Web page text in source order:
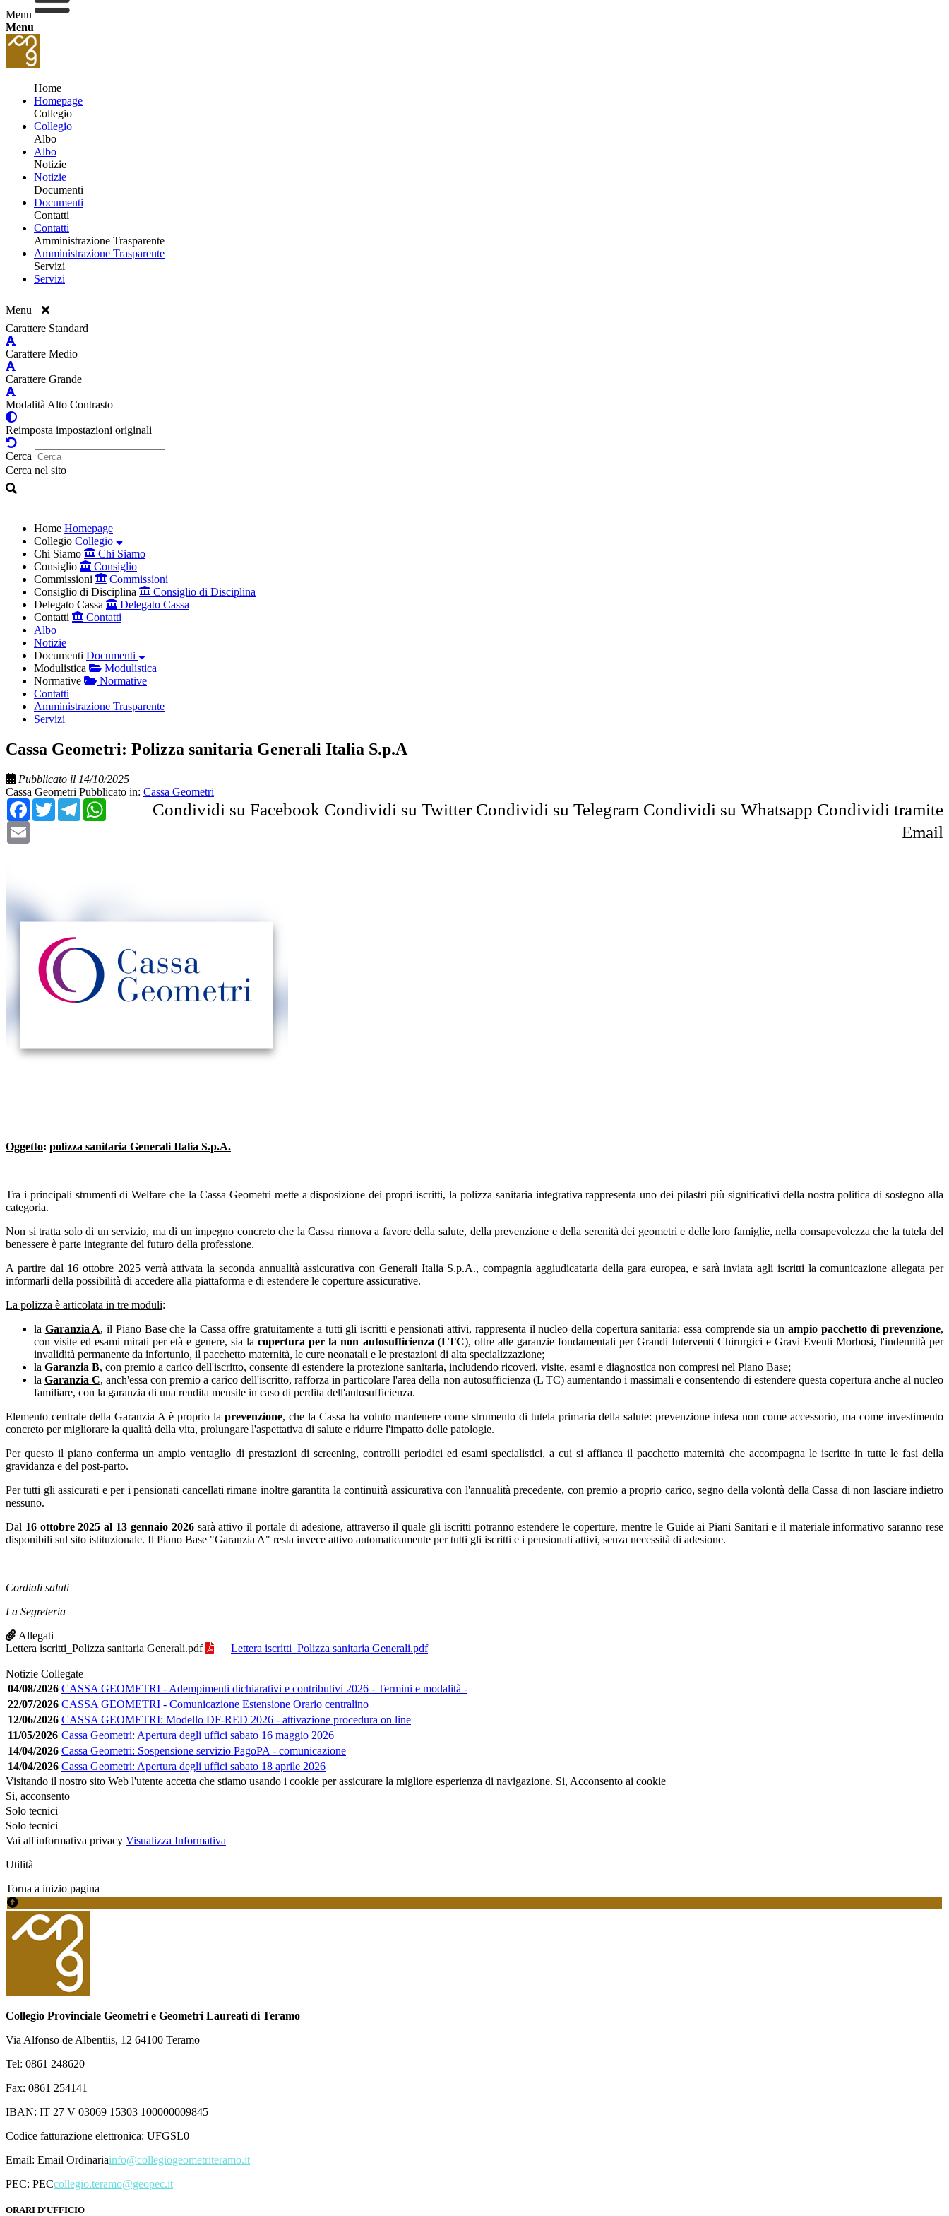
Menu
Menu
Home
Homepage
Collegio
Collegio
Albo
Albo
Notizie
Notizie
Documenti
Documenti
Contatti
Contatti
Amministrazione Trasparente
Amministrazione Trasparente
Servizi
Servizi
Menu
Carattere Standard
Carattere Medio
Carattere Grande
Modalità Alto Contrasto
Reimposta impostazioni originali
Cerca
Cerca nel sito
Home Homepage
Collegio Collegio
Chi Siamo
Chi Siamo
Consiglio
Consiglio
Commissioni
Commissioni
Consiglio di Disciplina
Consiglio di Disciplina
Delegato Cassa
Delegato Cassa
Contatti
Contatti
Albo
Notizie
Documenti Documenti
Modulistica
Modulistica
Normative
Normative
Contatti
Amministrazione Trasparente
Servizi
Cassa Geometri: Polizza sanitaria Generali Italia S.p.A
Pubblicato il 14/10/2025
Cassa Geometri Pubblicato in: Cassa Geometri
Condividi su Facebook
Facebook Condividi su Twitter
Twitter Condividi su Telegram
Telegram Condividi su Whatsapp
WhatsApp
Condividi tramite
Email
Email
Oggetto: polizza sanitaria Generali Italia S.p.A.
Tra i principali strumenti di Welfare che la Cassa Geometri mette a disposizione dei propri iscritti, la polizza sanitaria integrativa rappresenta uno dei pilastri più significativi della nostra politica di sostegno alla
categoria.
Non si tratta solo di un servizio, ma di un impegno concreto che la Cassa rinnova a favore della salute, della prevenzione e della serenità dei geometri e delle loro famiglie, nella consapevolezza che la tutela del
benessere è parte integrante del futuro della professione.
A partire dal 16 ottobre 2025 verrà attivata la seconda annualità assicurativa con Generali Italia S.p.A., compagnia aggiudicataria della gara europea, e sarà inviata agli iscritti la comunicazione allegata per
informarli della possibilità di accedere alla piattaforma e di estendere le coperture assicurative.
La polizza è articolata in tre moduli:
la Garanzia A, il Piano Base che la Cassa offre gratuitamente a tutti gli iscritti e pensionati attivi, rappresenta il nucleo della copertura sanitaria: essa comprende sia un ampio pacchetto di prevenzione,
con visite ed esami mirati per età e genere, sia lacopertura per la non autosufficienza (LTC), oltre alle garanzie fondamentali per Grandi Interventi Chirurgici e Gravi Eventi Morbosi, l'indennità per
invalidità permanente da infortunio, il pacchetto maternità, le cure neonatali e le prestazioni di alta specializzazione;
la Garanzia B, con premio a carico dell'iscritto, consente di estendere la protezione sanitaria, includendo ricoveri, visite, esami e diagnostica non compresi nel Piano Base;
laGaranzia C, anch'essa con premio a carico dell'iscritto, rafforza in particolare l'area della non autosufficienza (L TC) aumentando i massimali e consentendo di estendere questa copertura anche al nucleo
familiare, con la garanzia di una rendita mensile in caso di perdita dell'autosufficienza.
Elemento centrale della Garanzia A è proprio la prevenzione, che la Cassa ha voluto mantenere come strumento di tutela primaria della salute: prevenzione intesa non come accessorio, ma come investimento
concreto per migliorare la qualità della vita, prolungare l'aspettativa di salute e ridurre l'impatto delle patologie.
Per questo il piano conferma un ampio ventaglio di prestazioni di screening, controlli periodici ed esami specialistici, a cui si affianca il pacchetto maternità che accompagna le iscritte in tutte le fasi della
gravidanza e del post-parto.
Per tutti gli assicurati e per i pensionati cancellati rimane inoltre garantita la continuità assicurativa con l'annualità precedente, con premio a proprio carico, segno della volontà della Cassa di non lasciare indietro
nessuno.
Dal 16 ottobre 2025 al 13 gennaio 2026sarà attivo il portale di adesione, attraverso il quale gli iscritti potranno estendere le coperture, mentre le Guide ai Piani Sanitari e il materiale informativo saranno rese
disponibili sul sito istituzionale. Il Piano Base "Garanzia A" resta invece attivo automaticamente per tutti gli iscritti e i pensionati attivi, senza necessità di adesione.
Cordiali saluti
La Segreteria
Allegati
Lettera iscritti_Polizza sanitaria Generali.pdf
Lettera iscritti_Polizza sanitaria Generali.pdf
Notizie Collegate
04/08/2026 CASSA GEOMETRI - Adempimenti dichiarativi e contributivi 2026 - Termini e modalità -
22/07/2026 CASSA GEOMETRI - Comunicazione Estensione Orario centralino
12/06/2026 CASSA GEOMETRI: Modello DF-RED 2026 - attivazione procedura on line
11/05/2026 Cassa Geometri: Apertura degli uffici sabato 16 maggio 2026
14/04/2026 Cassa Geometri: Sospensione servizio PagoPA - comunicazione
14/04/2026 Cassa Geometri: Apertura degli uffici sabato 18 aprile 2026
Visitando il nostro sito Web l'utente accetta che stiamo usando i cookie per assicurare la migliore esperienza di navigazione. Si, Acconsento ai cookie
Si, acconsento
Solo tecnici
Solo tecnici
Vai all'informativa privacy Visualizza Informativa
Utilità
Torna a inizio pagina
Collegio Provinciale Geometri e Geometri Laureati di Teramo
Via Alfonso de Albentiis, 12 64100 Teramo
Tel: 0861 248620
Fax: 0861 254141
IBAN: IT 27 V 03069 15303 100000009845
Codice fatturazione elettronica: UFGSL0
Email: Email Ordinariainfo@collegiogeometriteramo.it
PEC: PECcollegio.teramo@geopec.it
ORARI D'UFFICIO